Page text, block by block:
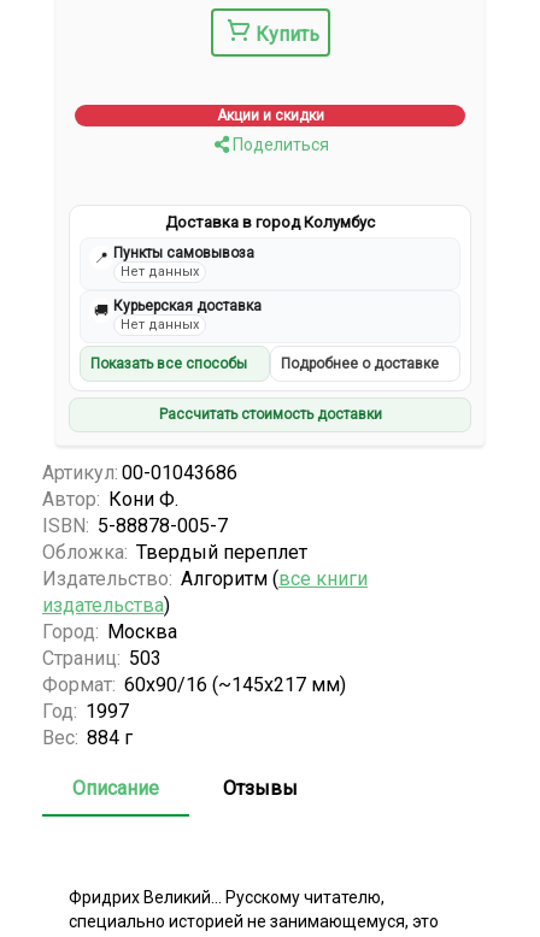
Купить
Акции и скидки
Поделиться
Доставка в город Колумбус
📍 Пункты самовывоза
Нет данных
🚚 Курьерская доставка
Нет данных
Показать все способы Подробнее о доставке
Рассчитать стоимость доставки
Артикул: 00-01043686
Автор: Кони Ф.
ISBN: 5-88878-005-7
Обложка: Твердый переплет
Издательство: Алгоритм (все книги
издательства)
Город: Москва
Страниц: 503
Формат: 60x90/16 (~145х217 мм)
Год: 1997
Вес: 884 г
Описание Отзывы
Фридрих Великий... Русскому читателю,
специально историей не занимающемуся, это